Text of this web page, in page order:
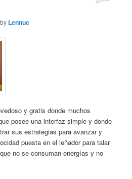
by Lennuc
y gratis donde muchos
posee una interfaz simple y donde
sus estrategias para avanzar y
puesta en el leñador para talar
no se consuman energías y no